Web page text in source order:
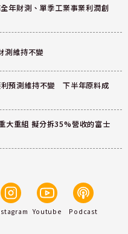
年財測、單季工業事業利潤創
測維持不變
利預測維持不變 下半年原料成
大重組 擬分拆35%營收的富士
Youtube Podcast